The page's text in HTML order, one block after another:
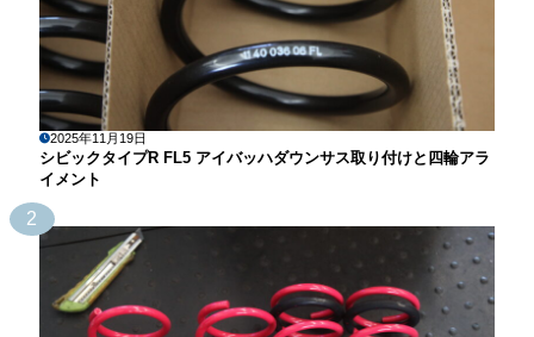
2025年11月19日
シビックタイプR FL5 アイバッハダウンサス取り付けと四輪アラ
イメント
2